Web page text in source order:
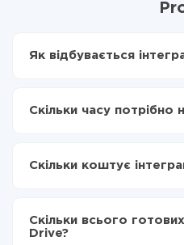
Як відбувається
Вибираєте які дані
Airtable в Prom
Скільки часу потрібно
становити від 5-ти до 30-
Скільки коштує
Ви оплачуєте лише
передаються з однієї
Скільки всього
Drive?